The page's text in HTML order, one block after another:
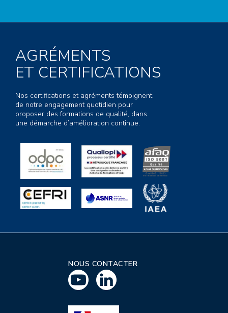
AGRÉMENTS
ET CERTIFICATIONS
Nos certifications et agréments témoignent
de notre engagement quotidien pour
proposer des formations de qualité, dans
une démarche d’amélioration continue.
NOUS CONTACTER